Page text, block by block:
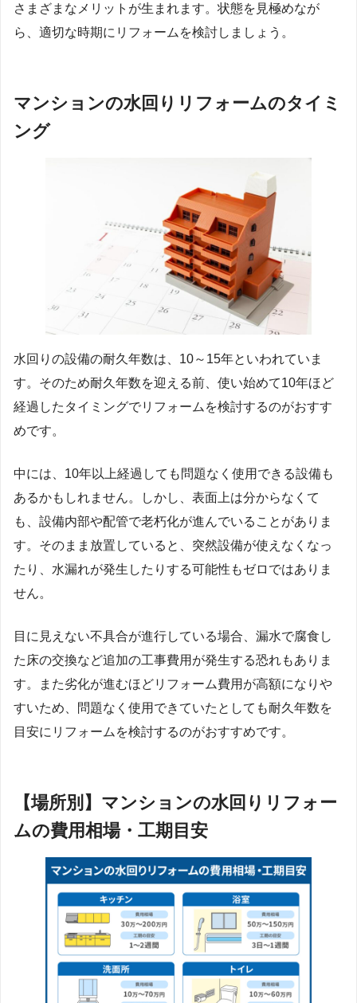
さまざまなメリットが生まれます。状態を見極めなが
ら、適切な時期にリフォームを検討しましょう。
マンションの水回りリフォームのタイミ
ング
水回りの設備の耐久年数は、10～15年といわれていま
す。そのため耐久年数を迎える前、使い始めて10年ほど
経過したタイミングでリフォームを検討するのがおすす
めです。
中には、10年以上経過しても問題なく使用できる設備も
あるかもしれません。しかし、表面上は分からなくて
も、設備内部や配管で老朽化が進んでいることがありま
す。そのまま放置していると、突然設備が使えなくなっ
たり、水漏れが発生したりする可能性もゼロではありま
せん。
目に見えない不具合が進行している場合、漏水で腐食し
た床の交換など追加の工事費用が発生する恐れもありま
す。また劣化が進むほどリフォーム費用が高額になりや
すいため、問題なく使用できていたとしても耐久年数を
目安にリフォームを検討するのがおすすめです。
【場所別】マンションの水回りリフォー
ムの費用相場・工期目安